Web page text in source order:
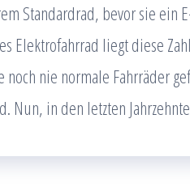
Standardrad, bevor sie ein
Elektrofahrrad liegt diese
nie normale Fahrräder
Nun, in den letzten